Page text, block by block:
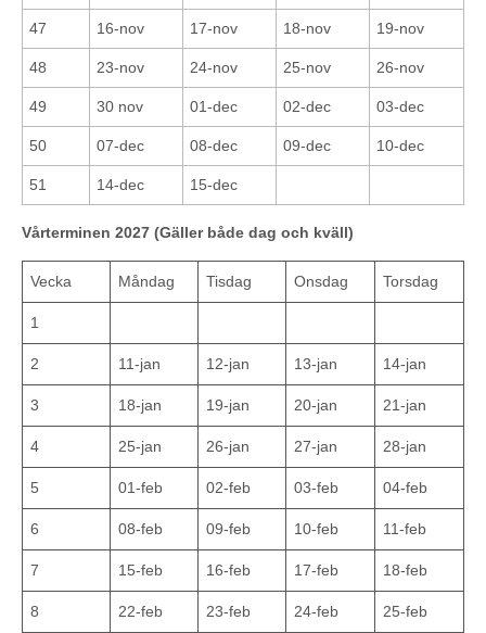
47 16-nov 17-nov 18-nov 19-nov
48 23-nov 24-nov 25-nov 26-nov
49 30 nov 01-dec 02-dec 03-dec
50 07-dec 08-dec 09-dec 10-dec
51 14-dec 15-dec
Vårterminen 2027 (Gäller både dag och kväll)
Vecka Måndag Tisdag Onsdag Torsdag
1
2 11-jan 12-jan 13-jan 14-jan
3 18-jan 19-jan 20-jan 21-jan
4 25-jan 26-jan 27-jan 28-jan
5 01-feb 02-feb 03-feb 04-feb
6 08-feb 09-feb 10-feb 11-feb
7 15-feb 16-feb 17-feb 18-feb
8 22-feb 23-feb 24-feb 25-feb